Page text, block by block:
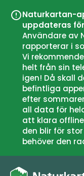
Naturkartan-
uppdateras
Användare av
rapporterar i
Vi
helt från sin
igen! Då skall
befintliga
efter
all data för
att klara
den blir för
behöver den